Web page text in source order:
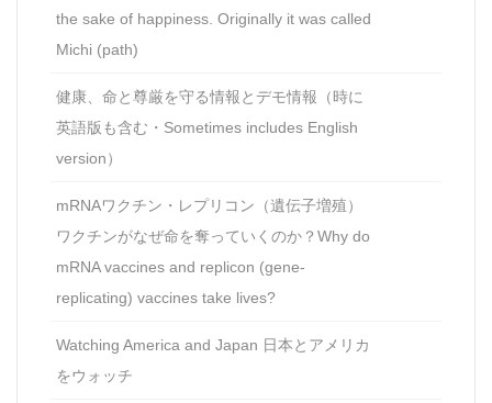
the sake of happiness. Originally it was called
Michi (path)
健康、命と尊厳を守る情報とデモ情報（時に
英語版も含む・Sometimes includes English
version）
mRNAワクチン・レプリコン（遺伝子増殖）
ワクチンがなぜ命を奪っていくのか？Why do
mRNA vaccines and replicon (gene-
replicating) vaccines take lives?
Watching America and Japan 日本とアメリカ
をウォッチ